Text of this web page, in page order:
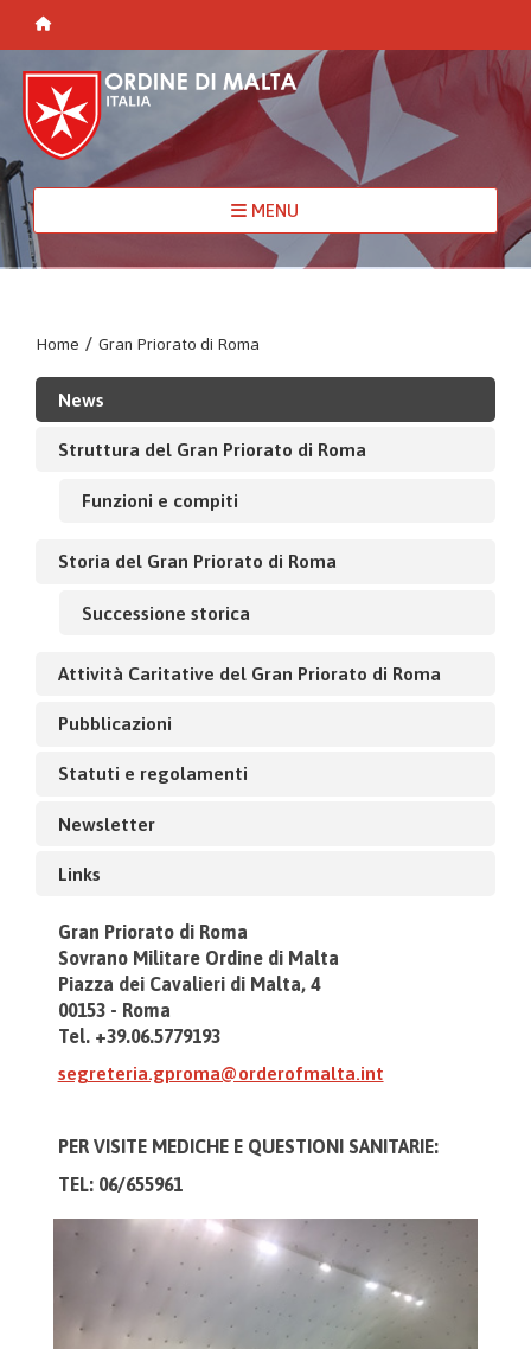
MENU
Home / Gran Priorato di Roma
News
Struttura del Gran Priorato di Roma
Funzioni e compiti
Storia del Gran Priorato di Roma
Successione storica
Attività Caritative del Gran Priorato di Roma
Pubblicazioni
Statuti e regolamenti
Newsletter
Links
Gran Priorato di Roma
Sovrano Militare Ordine di Malta
Piazza dei Cavalieri di Malta, 4
00153 - Roma
Tel. +39.06.5779193
segreteria.gproma@orderofmalta.int
PER VISITE MEDICHE E QUESTIONI SANITARIE:
TEL: 06/655961